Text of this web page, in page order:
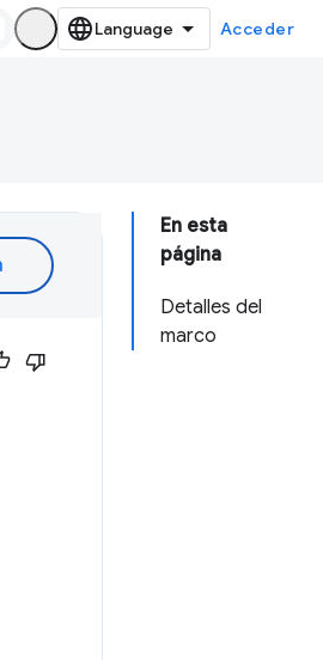
Acceder
En esta
página
Detalles del
marco